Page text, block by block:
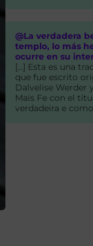
@La verdadera
templo, lo más
ocurre en su
[…] Esta es una
que fue escrito
Dalvelise Werder
Mais Fe con el
verdadeira e